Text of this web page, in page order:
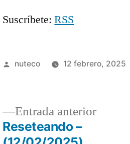
Suscríbete:RSS
Publicada
nuteco 12 febrero, 2025
Entrada anteriorEntrada
Reseteando –